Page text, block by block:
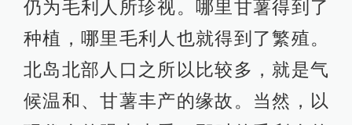
曾经生活在新西兰的恐鸟
征服世界尽头的毛利人
在18世纪的时候，新西兰的毛利人口